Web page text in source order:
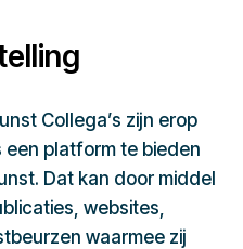
Collega’s zijn erop
platform te bieden
Dat kan door middel
websites,
waarmee zij